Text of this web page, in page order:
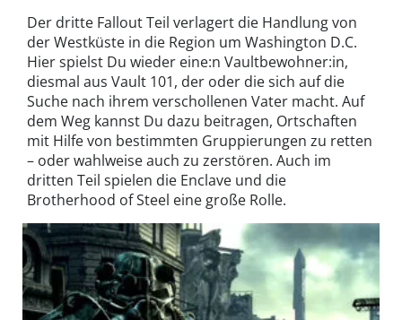
Der dritte Fallout Teil verlagert die Handlung von
der Westküste in die Region um Washington D.C.
Hier spielst Du wieder eine:n Vaultbewohner:in,
diesmal aus Vault 101, der oder die sich auf die
Suche nach ihrem verschollenen Vater macht. Auf
dem Weg kannst Du dazu beitragen, Ortschaften
mit Hilfe von bestimmten Gruppierungen zu retten
– oder wahlweise auch zu zerstören. Auch im
dritten Teil spielen die Enclave und die
Brotherhood of Steel eine große Rolle.